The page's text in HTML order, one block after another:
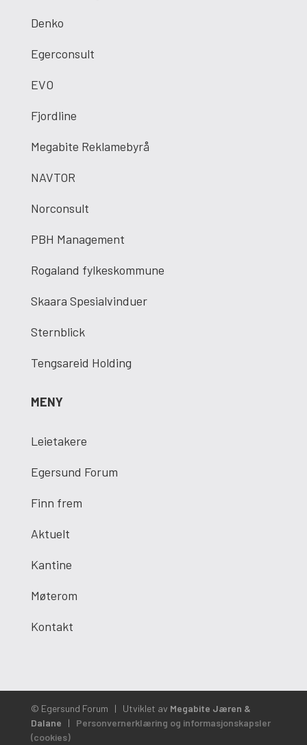
Denko
Egerconsult
EVO
Fjordline
Megabite Reklamebyrå
NAVTOR
Norconsult
PBH Management
Rogaland fylkeskommune
Skaara Spesialvinduer
Sternblick
Tengsareid Holding
MENY
Leietakere
Egersund Forum
Finn frem
Aktuelt
Kantine
Møterom
Kontakt
© Egersund Forum | Utviklet av Megabite Jæren &
Dalane | Personvernerklæring og informasjonskapsler
(cookies)